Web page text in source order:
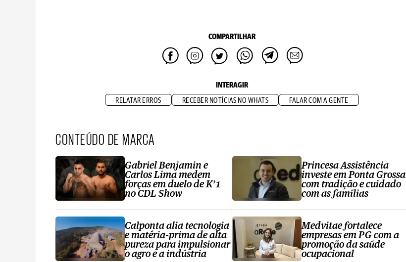
COMPARTILHAR
INTERAGIR
RELATAR ERROS RECEBER NOTÍCIAS NO WHATS FALAR COM A GENTE
CONTEÚDO DE MARCA
Gabriel Benjamin e
Carlos Lima medem
forças em duelo de K’1
no CDL Show
Calponta alia tecnologia
e matéria-prima de alta
pureza para impulsionar
o agro e a indústria
Princesa Assistência
investe em Ponta Grossa
com tradição e cuidado
com as famílias
Medvitae fortalece
empresas em PG com a
promoção da saúde
ocupacional